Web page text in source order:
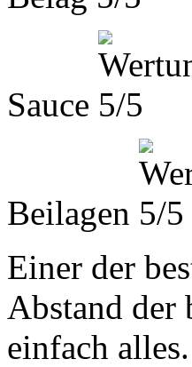
Sauce
Beilagen
Einer der
Abstand der
einfach alles.